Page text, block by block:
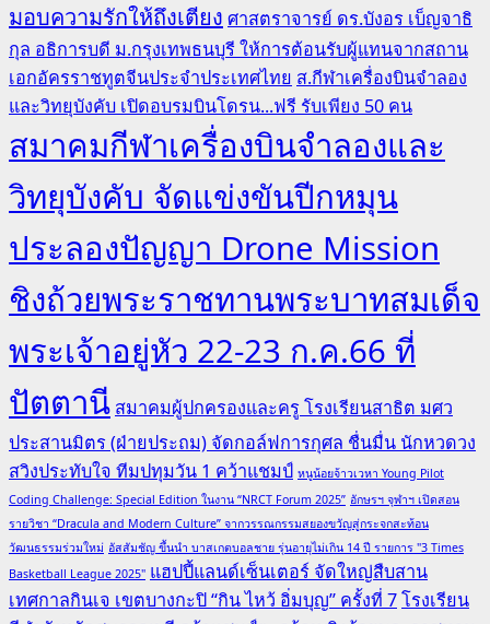
มอบความรักให้ถึงเตียง ศาสตราจารย์ ดร.บังอร เบ็ญจาธิ
กุล อธิการบดี ม.กรุงเทพธนบุรี ให้การต้อนรับผู้แทนจากสถาน
เอกอัครราชทูตจีนประจำประเทศไทย ส.กีฬาเครื่องบินจำลอง
และวิทยุบังคับ เปิดอบรมบินโดรน...ฟรี รับเพียง 50 คน
สมาคมกีฬาเครื่องบินจำลองและ
วิทยุบังคับ จัดแข่งขันปีกหมุน
ประลองปัญญา Drone Mission
ชิงถ้วยพระราชทานพระบาทสมเด็จ
พระเจ้าอยู่หัว 22-23 ก.ค.66 ที่
ปัตตานี สมาคมผู้ปกครองและครู โรงเรียนสาธิต มศว
ประสานมิตร (ฝ่ายประถม) จัดกอล์ฟการกุศล ชื่นมื่น นักหวดวง
สวิงประทับใจ ทีมปทุมวัน 1 คว้าแชมป์ หนูน้อยจ้าวเวหา Young Pilot
Coding Challenge: Special Edition ในงาน “NRCT Forum 2025” อักษรฯ จุฬาฯ เปิดสอน
รายวิชา “Dracula and Modern Culture” จากวรรณกรรมสยองขวัญสู่กระจกสะท้อน
วัฒนธรรมร่วมใหม่ อัสสัมชัญ ขึ้นนำ บาสเกตบอลชาย รุ่นอายุไม่เกิน 14 ปี รายการ "3 Times
Basketball League 2025" แฮปปี้แลนด์เซ็นเตอร์ จัดใหญ่สืบสาน
เทศกาลกินเจ เขตบางกะปิ “กิน ไหว้ อิ่มบุญ” ครั้งที่ 7โรงเรียน